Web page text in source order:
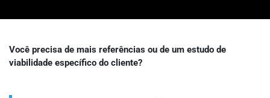
Você precisa de mais referências ou de um estudo de
viabilidade específico do cliente?